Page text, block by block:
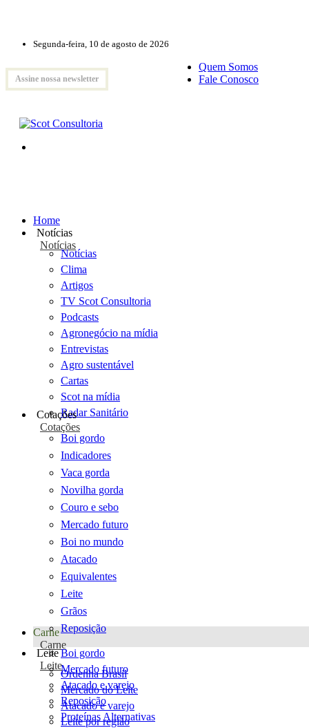
Segunda-feira, 10 de agosto de 2026
Assine nossa newsletter
Quem Somos
Fale Conosco
Home
Notícias
Notícias
Notícias
Clima
Artigos
TV Scot Consultoria
Podcasts
Agronegócio na mídia
Entrevistas
Agro sustentável
Cartas
Scot na mídia
Radar Sanitário
Cotações
Cotações
Boi gordo
Indicadores
Vaca gorda
Novilha gorda
Couro e sebo
Mercado futuro
Boi no mundo
Atacado
Equivalentes
Leite
Grãos
Reposição
Carne
Carne
Boi gordo
Mercado futuro
Atacado e varejo
Reposição
Proteínas Alternativas
Leite
Leite
Ordenha Brasil
Mercado do Leite
Atacado e varejo
Leite por região